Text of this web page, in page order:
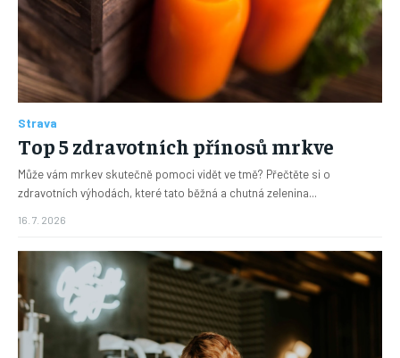
Strava
Top 5 zdravotních přínosů mrkve
Může vám mrkev skutečně pomoci vidět ve tmě? Přečtěte si o
zdravotních výhodách, které tato běžná a chutná zelenina...
16. 7. 2026